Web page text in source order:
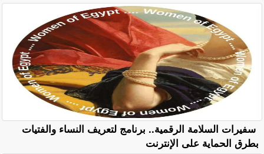
سفيرات السلامة الرقمية.. برنامج لتعريف النساء والفتيات
بطرق الحماية على الإنترنت